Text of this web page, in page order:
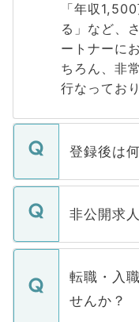
「年収
る」など、
ートナーに
ちろん、非
行なってお
登録後は
ご登録いた
登録内容を
ます。通常
いただきま
非公開求
マイナビ
うち約3割
けない「非
下記の理由
転職・入
せんか？